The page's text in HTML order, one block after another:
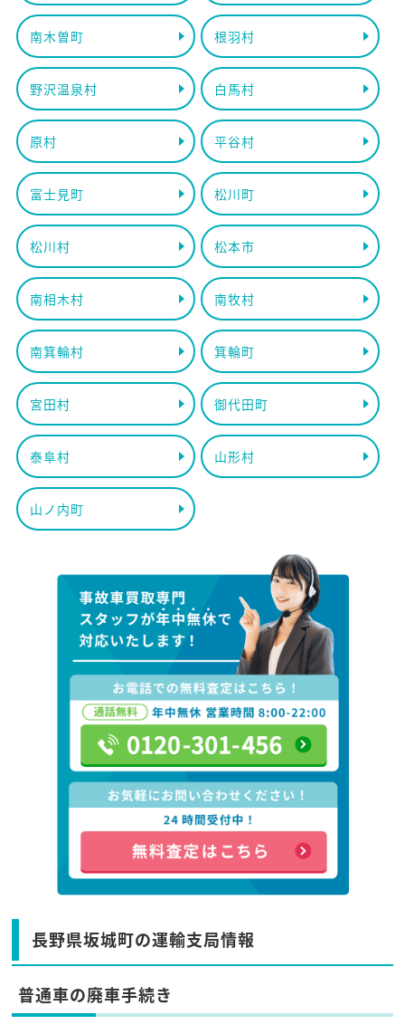
南木曽町 根羽村
野沢温泉村 白馬村
原村 平谷村
富士見町 松川町
松川村 松本市
南相木村 南牧村
南箕輪村 箕輪町
宮田村 御代田町
泰阜村 山形村
山ノ内町
長野県坂城町の運輸支局情報
普通車の廃車手続き